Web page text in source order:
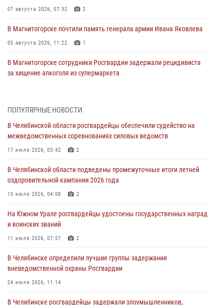
07 августа 2026, 07:32 2
В Магнитогорске почтили память генерала армии Ивана Яковлева
05 августа 2026, 11:22 1
В Магнитогорске сотрудники Росгвардии задержали рецидивиста
за хищение алкоголя из супермаркета
На Южном Урале спецназ Росгвардии провел военно-полевые
Росгвардейцы задержали трёх магазинных воров в Челябинске
На Южном Урале сотрудники Росгвардии задержали
подозреваемого в совершении убийства
В Челябинской области росгвардейцами по горячим следам
задержан подозреваемый в грабеже
ПОПУЛЯРНЫЕ НОВОСТИ
В Челябинской области росгвардейцы обеспечили судейство на
межведомственных соревнованиях силовых ведомств
17 июля 2026, 03:42 2
В Челябинской области подведены промежуточные итоги летней
оздоровительной кампании 2026 года
13 июля 2026, 04:08 2
На Южном Урале росгвардейцы удостоены государственных наград
и воинских званий
11 июля 2026, 07:57 2
В Челябинске определили лучшие группы задержания
вневедомственной охраны Росгвардии
24 июля 2026, 11:14
В Челябинске росгвардейцы задержали злоумышленников,